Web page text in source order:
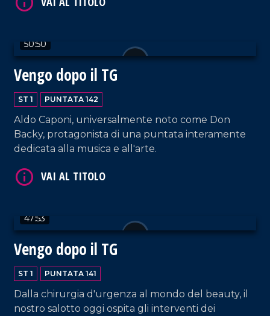
50:50
Vengo dopo il TG
ST 1 PUNTATA 142
Aldo Caponi, universalmente noto come Don
Backy, protagonista di una puntata interamente
dedicata alla musica e all'arte.
47:53
Vengo dopo il TG
ST 1 PUNTATA 141
Dalla chirurgia d'urgenza al mondo del beauty, il
nostro salotto oggi ospita gli interventi dei
VAI AL TITOLO